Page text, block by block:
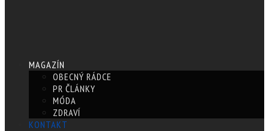
MAGAZÍN
OBECNÝ RÁDCE
PR ČLÁNKY
MÓDA
ZDRAVÍ
KONTAKT